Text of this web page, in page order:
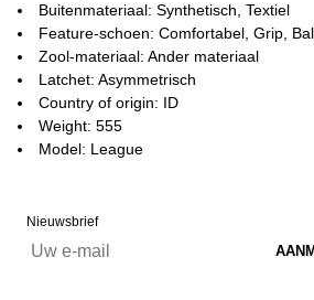
Buitenmateriaal: Synthetisch, Textiel
Feature-schoen: Comfortabel, Grip,
Zool-materiaal: Ander materiaal
Latchet: Asymmetrisch
Country of origin: ID
Weight: 555
Model: League
Nieuwsbrief